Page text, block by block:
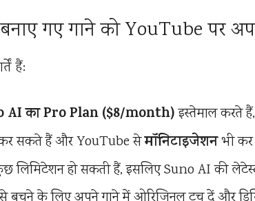
गए गाने को YouTube पर
हैं:
AI का Pro Plan ($8/month)इस्तेमाल करते
सकते हैं और YouTube सेमॉनिटाइजेशनभी कर
लिमिटेशन हो सकती हैं, इसलिए Suno AI की